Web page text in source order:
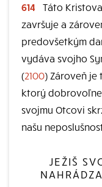
614 Táto
završuje a
predovšetkým
vydáva svojho
(2100) Zároveň je
ktorý
svojmu Otcovi
našu
JEŽIŠ